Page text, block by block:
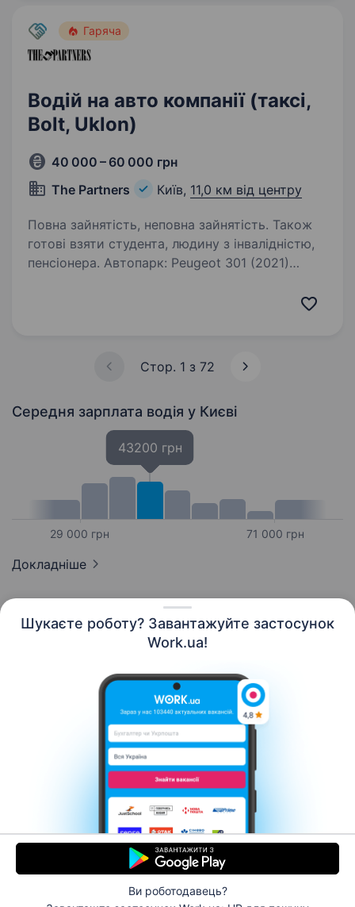
Шукаєте роботу? Завантажуйте застосунок
Work.ua!
Ви роботодавець?
Гаряча
Водій на авто компанії (таксі,
Bolt, Uklon)
40 000 – 60 000 грн
The Partners
Київ, 11,0 км від центру
Повна зайнятість, неповна зайнятість. Також
готові взяти студента, людину з інвалідністю,
пенсіонера. Автопарк: Peugeot 301 (2021)
Стор. 1 з 72
Середня зарплата водія у Києві
29 000 грн
43200 грн
71 000 грн
Докладніше
Контакти Про нас
Кар’єра
Допомога Умови використання
© 2006–2026 Work.ua. Сервіс пошуку роботи №1 в